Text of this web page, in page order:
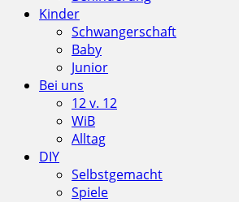
Kinder
Schwangerschaft
Baby
Junior
Bei uns
12 v. 12
WiB
Alltag
DIY
Selbstgemacht
Spiele